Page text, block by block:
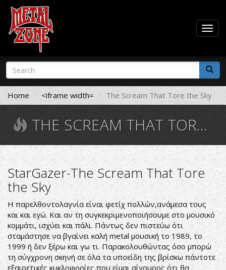
Skip
main
content
Search
form
Search
Home <iframe width= The Scream That Tore the Sky
THE SCREAM THAT TORE THE SKY
StarGazer-The Scream That Tore
the Sky
Η παρελθοντολαγνία είναι φετίχ πολλών,ανάμεσα τους
και και εγώ. Και αν τη συγκεκριμενοποιήσουμε στο μουσικό
κομμάτι, ισχύει και πάλι. Πάντως δεν πιστεύω ότι
σταμάστησε να βγαίνει καλή metal μουσική το 1989, το
1999 ή δεν ξέρω και γω τι. Παρακολουθώντας όσο μπορώ
τη σύγχρονη σκηνή σε όλα τα υποείδη της βρίσκω πάντοτε
εξαιρετικές κυκλοφορίες που είμαι σίγουρος ότι θα